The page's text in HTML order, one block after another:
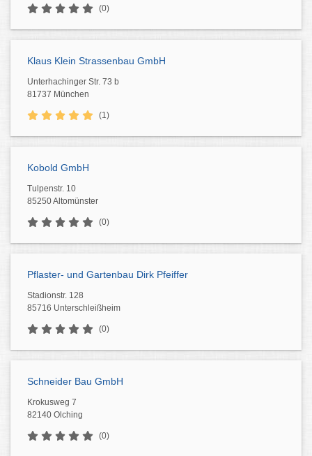
(0)
Klaus Klein Strassenbau GmbH
Unterhachinger Str. 73 b
81737 München
(1)
Kobold GmbH
Tulpenstr. 10
85250 Altomünster
(0)
Pflaster- und Gartenbau Dirk Pfeiffer
Stadionstr. 128
85716 Unterschleißheim
(0)
Schneider Bau GmbH
Krokusweg 7
82140 Olching
(0)